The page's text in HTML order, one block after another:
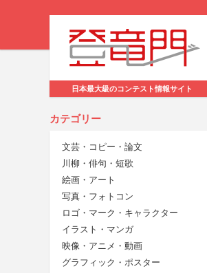
日本最大級のコンテスト情報サイト
カテゴリー
文芸・コピー・論文
川柳・俳句・短歌
絵画・アート
写真・フォトコン
ロゴ・マーク・キャラクター
イラスト・マンガ
映像・アニメ・動画
グラフィック・ポスター